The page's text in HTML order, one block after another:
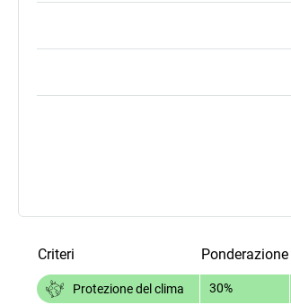
Criteri Ponderazione
Protezione del clima 30%